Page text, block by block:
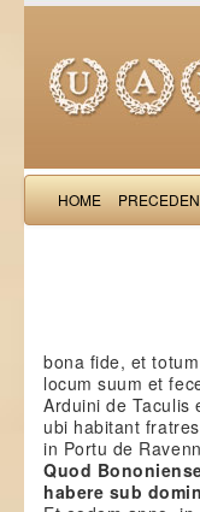
HOME
bona fide, et
locum suum et
Arduini de Taculis
ubi habitant
in Portu de
Quod
habere sub